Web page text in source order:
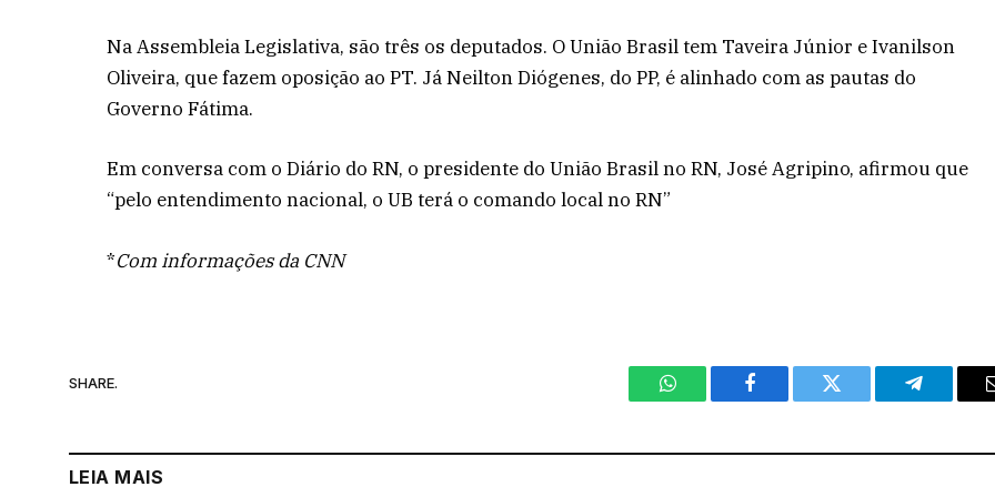
Na Assembleia Legislativa, são três os deputados. O União Brasil tem Taveira Júnior e Ivanilson
Oliveira, que fazem oposição ao PT. Já Neilton Diógenes, do PP, é alinhado com as pautas do
Governo Fátima.
Em conversa com o Diário do RN, o presidente do União Brasil no RN, José Agripino, afirmou que
“pelo entendimento nacional, o UB terá o comando local no RN”
*Com informações da CNN
SHARE.
WhatsAppFacebook Twitter Telegram
LEIA MAIS